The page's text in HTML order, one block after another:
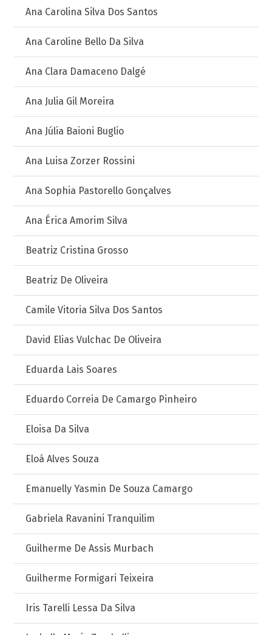
Ana Carolina Silva Dos Santos
Ana Caroline Bello Da Silva
Ana Clara Damaceno Dalgé
Ana Julia Gil Moreira
Ana Júlia Baioni Buglio
Ana Luisa Zorzer Rossini
Ana Sophia Pastorello Gonçalves
Ana Érica Amorim Silva
Beatriz Cristina Grosso
Beatriz De Oliveira
Camile Vitoria Silva Dos Santos
David Elias Vulchac De Oliveira
Eduarda Lais Soares
Eduardo Correia De Camargo Pinheiro
Eloisa Da Silva
Eloá Alves Souza
Emanuelly Yasmin De Souza Camargo
Gabriela Ravanini Tranquilim
Guilherme De Assis Murbach
Guilherme Formigari Teixeira
Iris Tarelli Lessa Da Silva